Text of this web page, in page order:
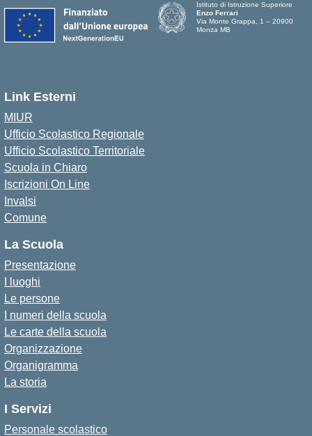
Istituto di Istruzione Superiore
Enzo Ferrari
Via Monte Grappa, 1 – 20900
Monza MB
Link Esterni
MIUR
Ufficio Scolastico Regionale
Ufficio Scolastico Territoriale
Scuola in Chiaro
Iscrizioni On Line
Invalsi
Comune
La Scuola
Presentazione
I luoghi
Le persone
I numeri della scuola
Le carte della scuola
Organizzazione
Organigramma
La storia
I Servizi
Personale scolastico